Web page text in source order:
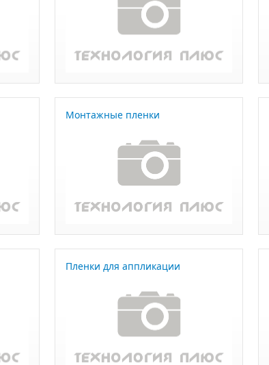
Монтажные пленки
Пленки для аппликации